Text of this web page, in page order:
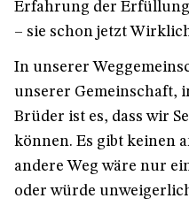
Erfahrung der
– sie schon jetzt
In unserer
unserer Gemeinschaft,
Brüder ist es, dass wir
können. Es gibt keinen
andere Weg wäre nur
oder würde